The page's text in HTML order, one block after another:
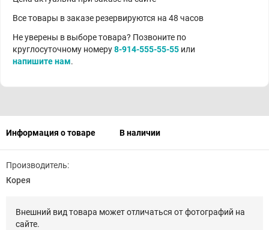
Все товары в заказе резервируются на 48 часов
Не уверены в выборе товара? Позвоните по
круглосуточному номеру8-914-555-55-55 или
напишите нам.
Информация о товаре В наличии
Производитель:
Корея
Внешний вид товара может отличаться от фотографий на
сайте.